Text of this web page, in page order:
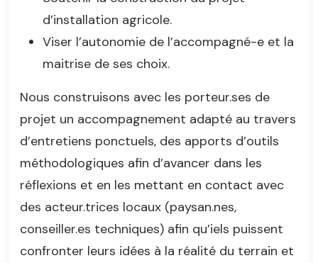
d’installation agricole.
Viser l’autonomie de l’accompagné-e et la
maitrise de ses choix.
Nous construisons avec les porteur.ses de
projet un accompagnement adapté au travers
d’entretiens ponctuels, des apports d’outils
méthodologiques afin d’avancer dans les
réflexions et en les mettant en contact avec
des acteur.trices locaux (paysan.nes,
conseiller.es techniques) afin qu’iels puissent
confronter leurs idées à la réalité du terrain et